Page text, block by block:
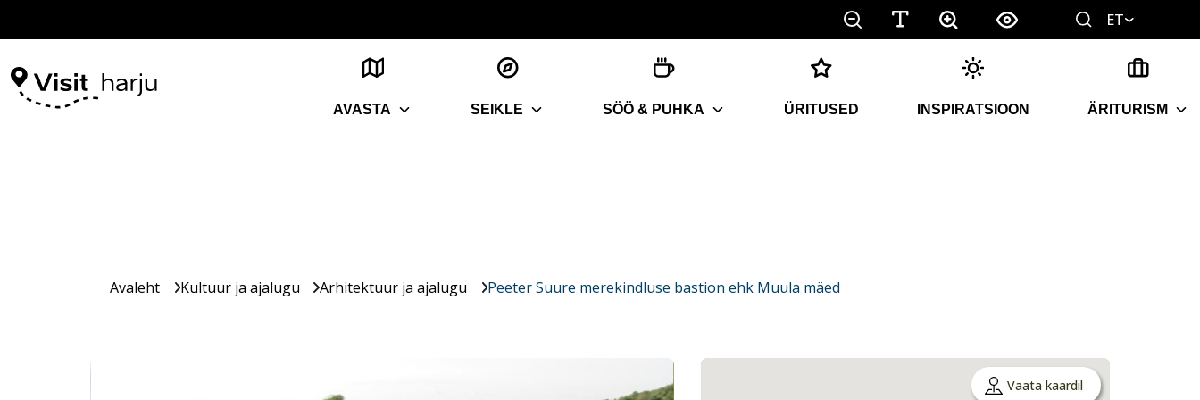
ET
AVASTA SEIKLE SÖÖ & PUHKA ÜRITUSED INSPIRATSIOON ÄRITURISM
Avaleht Kultuur ja ajalugu Arhitektuur ja ajalugu Peeter Suure merekindluse bastion ehk Muula mäed
Vaata kaardil